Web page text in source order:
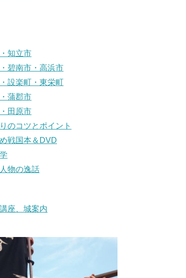
知立市
碧南市・高浜市
設楽町・東栄町
蒲郡市
田原市
のコツとポイント
戦国本＆DVD
物の逸話
座、城案内